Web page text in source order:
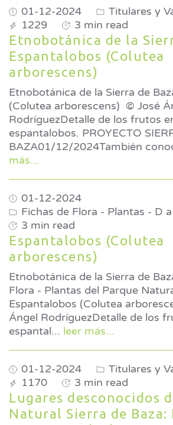
01-12-2024
Titulares y
1229
3 min read
Etnobotánica de la
Espantalobos (Colutea
arborescens)
Etnobotánica de la Sierra de
(Colutea arborescens) © José Ángel
RodríguezDetalle de los frutos
espantalobos. PROYECTO
BAZA01/12/2024También
más...
01-12-2024
Fichas de Flora - Plantas - D
3 min read
Espantalobos (Colutea
arborescens)
Etnobotánica de la Sierra de
Flora - Plantas del Parque
Espantalobos (Colutea arborescens) ©
Ángel RodríguezDetalle de los
espantal... leer más...
01-12-2024
Titulares y
1170
3 min read
Lugares desconocidos
Natural Sierra de Baza: